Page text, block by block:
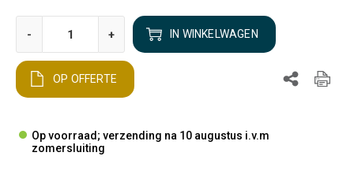
- + IN WINKELWAGEN
OP OFFERTE
Op voorraad; verzending na 10 augustus i.v.m
zomersluiting